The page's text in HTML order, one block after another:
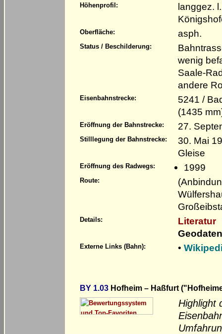
Höhenprofil:
langgez.
Oberfläche: asph.
Status / Beschilderung:
wenig
Saale-
andere
Eisenbahnstrecke:
5241 /
(1435
Eröffnung der Bahnstrecke: 27.
Stilllegung der Bahnstrecke:
30. Mai
Gleise
Eröffnung des Radwegs: 1999
Route:
Details:
Literatur
Externe Links (Bahn): •
BY 1.03 Hofheim – Haßfurt
Highlight